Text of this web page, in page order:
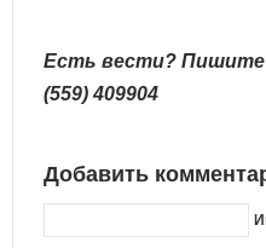
Есть вести? Пишите
(559) 409904
Добавить